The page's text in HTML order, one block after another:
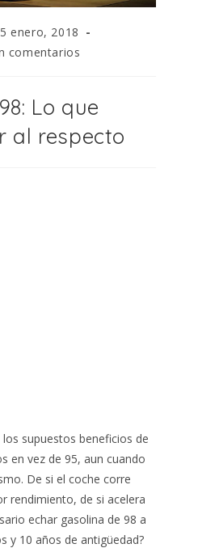
enero, 2018
comentarios
Lo que
al respecto
supuestos beneficios de
en vez de 95, aun cuando
De si el coche corre
rendimiento, de si acelera
echar gasolina de 98 a
y 10 años de antigüedad?